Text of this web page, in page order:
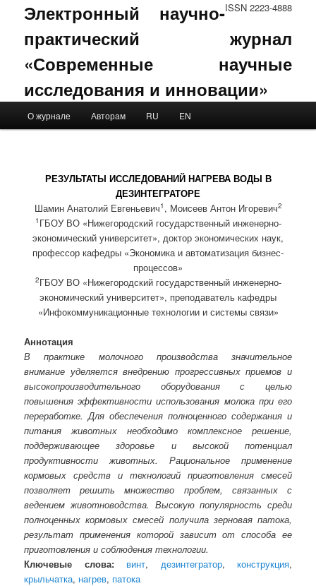
ISSN 2223-4888
Электронный научно-
практический журнал
«Современные научные
исследования и инновации»
Skip to primary content
Skip to secondary content
О журнале Авторам RU EN
РЕЗУЛЬТАТЫ ИССЛЕДОВАНИЙ НАГРЕВА ВОДЫ В
ДЕЗИНТЕГРАТОРЕ
Шамин Анатолий Евгеньевич1 , Моисеев Антон Игоревич2
1 ГБОУ ВО «Нижегородский государственный инженерно-
экономический университет», доктор экономических наук,
профессор кафедры «Экономика и автоматизация бизнес-
процессов»
2ГБОУ ВО «Нижегородский государственный инженерно-
экономический университет», преподаватель кафедры
«Инфокоммуникационные технологии и системы связи»
Аннотация
В практике молочного производства значительное
внимание уделяется внедрению прогрессивных приемов и
высокопроизводительного оборудования с целью
повышения эффективности использования молока при его
переработке. Для обеспечения полноценного содержания и
питания животных необходимо комплексное решение,
поддерживающее здоровье и высокой потенциал
продуктивности животных. Рациональное применение
кормовых средств и технологий приготовления смесей
позволяет решить множество проблем, связанных с
ведением животноводства. Высокую популярность среди
полноценных кормовых смесей получила зерновая патока,
результат применения которой зависит от способа ее
приготовления и соблюдения технологии.
Ключевые слова:
винт, дезинтегратор, конструкция,
крыльчатка, нагрев, патока